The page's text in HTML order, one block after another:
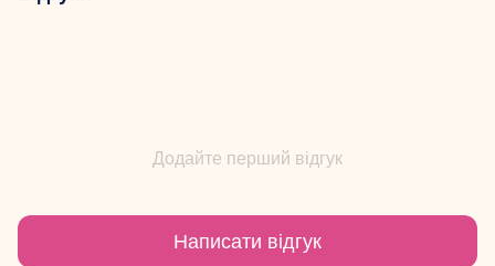
Додайте перший відгук
Написати відгук